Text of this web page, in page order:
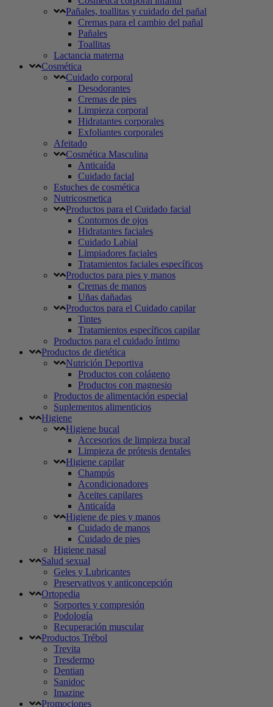
Pañales, toallitas y cuidado del pañal
Cremas para el cambio del pañal
Pañales
Toallitas
Lactancia materna
Cosmética
Cuidado corporal
Desodorantes
Cremas de pies
Limpieza corporal
Hidratantes corporales
Exfoliantes corporales
Afeitado
Cosmética Masculina
Anticaída
Cuidado facial
Estuches de cosmética
Nutricosmetica
Productos para el Cuidado facial
Contornos de ojos
Hidratantes faciales
Cuidado Labial
Limpiadores faciales
Tratamientos faciales específicos
Productos para pies y manos
Cremas de manos
Uñas dañadas
Productos para el Cuidado capilar
Tintes
Tratamientos específicos capilar
Productos para el cuidado íntimo
Productos de dietética
Nutrición Deportiva
Productos con colágeno
Productos con magnesio
Productos de alimentación especial
Suplementos alimenticios
Higiene
Higiene bucal
Accesorios de limpieza bucal
Limpieza de prótesis dentales
Higiene capilar
Champús
Acondicionadores
Aceites capilares
Anticaída
Higiene de pies y manos
Cuidado de manos
Cuidado de pies
Higiene nasal
Salud sexual
Geles y Lubricantes
Preservativos y anticoncepción
Ortopedia
Sorportes y compresión
Podología
Recuperación muscular
Productos Trébol
Trevita
Tresdermo
Dentian
Sanidoc
Imazine
Promociones